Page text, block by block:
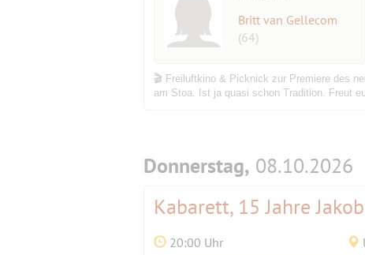
Britt van Gellecom
(64)
🎬 Freiluftkino & Picknick zur Premiere des
am Stoa. Ist ja quasi schon Tradition. Freut
Donnerstag, 08.10.2026
Kabarett, 15 Jahre
20:00 Uhr